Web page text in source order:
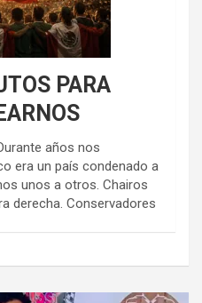
PARA
años nos
era un país condenado a
unos a otros. Chairos
derecha. Conservadores